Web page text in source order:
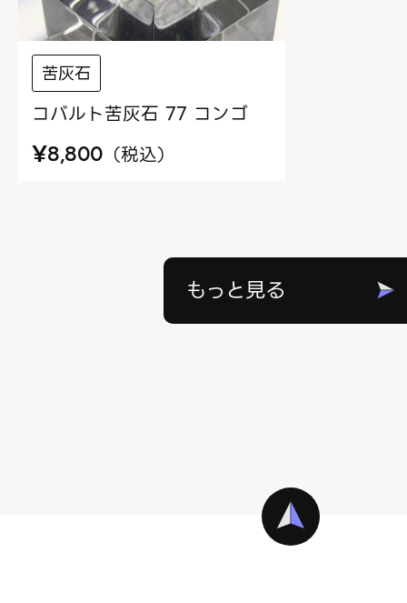
苦灰石
コバルト苦灰石 77 コンゴ
¥8,800 （税込）
もっと見る